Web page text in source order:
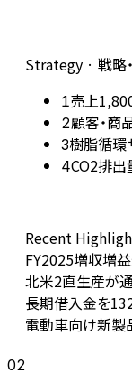
Strategy · 戦略
1売上
2顧客・商
3樹脂循環
4CO2排出
Recent
FY2025増収増
北米2直生産が
長期借入金を
電動車向け新製
02